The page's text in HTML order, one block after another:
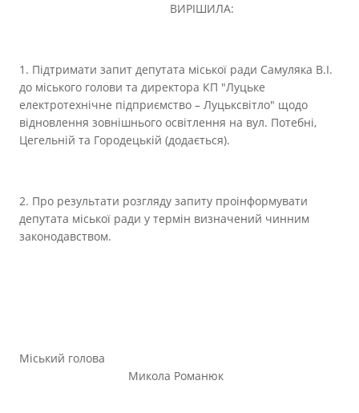
ВИРІШИЛА:
1. Підтримати запит депутата міської ради Самуляка В.І.
до міського голови та директора КП "Луцьке
електротехнічне підприємство – Луцьксвітло" щодо
відновлення зовнішнього освітлення на вул. Потебні,
Цегельній та Городецькій (додається).
2. Про результати розгляду запиту проінформувати
депутата міської ради у термін визначений чинним
законодавством.
Міський голова
Микола Романюк